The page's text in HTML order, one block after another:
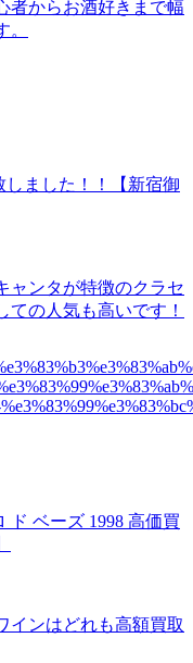
者からお酒好きまで幅
しました！！【新宿御
ャンタが特徴のクラセ
の人気も高いです！
ド ベーズ 1998 高価買
インはどれも高額買取